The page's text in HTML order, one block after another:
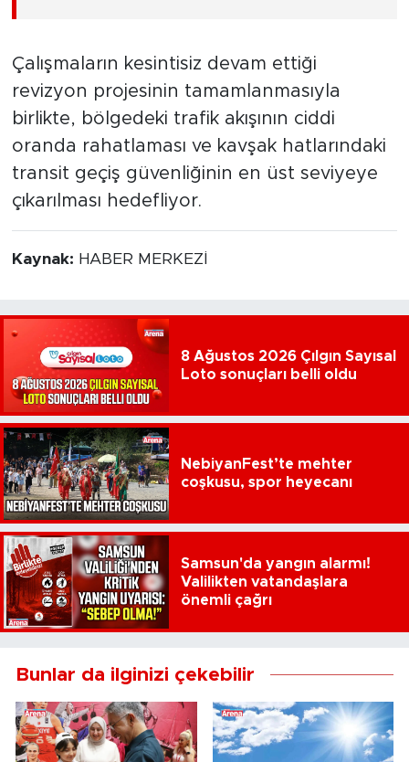
Çalışmaların kesintisiz devam ettiği
revizyon projesinin tamamlanmasıyla
birlikte, bölgedeki trafik akışının ciddi
oranda rahatlaması ve kavşak hatlarındaki
transit geçiş güvenliğinin en üst seviyeye
çıkarılması hedefliyor.
Kaynak: HABER MERKEZİ
8 Ağustos 2026 Çılgın Sayısal
Loto sonuçları belli oldu
NebiyanFest’te mehter
coşkusu, spor heyecanı
Samsun'da yangın alarmı!
Valilikten vatandaşlara
önemli çağrı
Bunlar da ilginizi çekebilir